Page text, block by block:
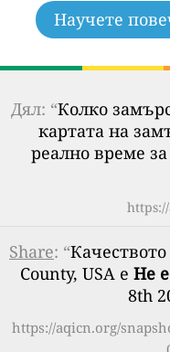
Научете
Дял: “Колко
картата на
реално време
Share: “
County, USA е Не
8th
https://aqicn.org/